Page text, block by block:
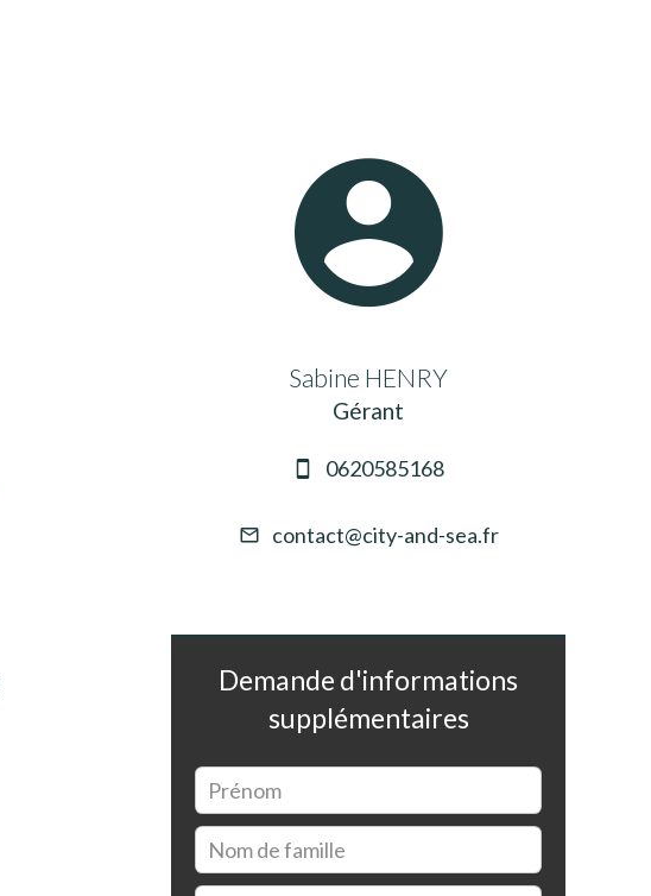
Sabine HENRY
Gérant
0620585168
contact@city-and-sea.fr
Demande d'informations
supplémentaires